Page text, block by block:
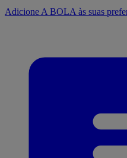
Adicione A BOLA às suas